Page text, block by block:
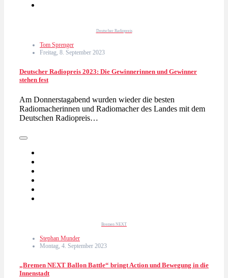
Deutscher Radiopreis
Tom Sprenger
Freitag, 8. September 2023
Deutscher Radiopreis 2023: Die Gewinnerinnen und Gewinner
stehen fest
Am Donnerstagabend wurden wieder die besten
Radiomacherinnen und Radiomacher des Landes mit dem
Deutschen Radiopreis…
Bremen NEXT
Stephan Munder
Montag, 4. September 2023
„Bremen NEXT Ballon Battle“ bringt Action und Bewegung in die
Innenstadt